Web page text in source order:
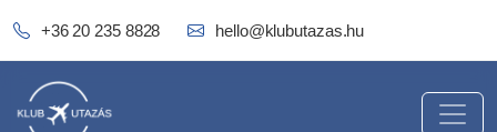
+36 20 235 8828 hello@klubutazas.hu